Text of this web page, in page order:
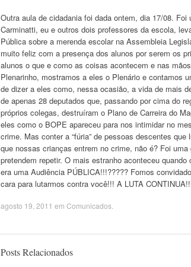
Outra aula de cidadania foi dada ontem, dia 17/08.
Carminatti, eu e outros dois professores da escola,
Pública sobre a merenda escolar na Assembleia
muito feliz com a presença dos alunos por serem os
alunos o que e como as coisas acontecem e nas
Plenarinho, mostramos a eles o Plenário e contamos
de dizer a eles como, nessa ocasião, a vida de mais
de apenas 28 deputados que, passando por cima do
próprios colegas, destruíram o Plano de Carreira do
eles como o BOPE apareceu para nos intimidar no
crime. Mas conter a “fúria” de pessoas descentes
que nossas crianças entrem no crime, não é? Foi
pretendem repetir. O mais estranho aconteceu
era uma Audiência PÚBLICA!!!????? Fomos
cara para lutarmos contra você!!! A LUTA
agosto 19, 2011 em Comunicados
Posts Relacionados